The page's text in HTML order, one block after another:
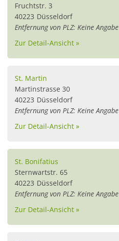
Fruchtstr. 3
40223 Düsseldorf
Entfernung von PLZ: Keine Angabe
Zur Detail-Ansicht »
St. Martin
Martinstrasse 30
40223 Düsseldorf
Entfernung von PLZ: Keine Angabe
Zur Detail-Ansicht »
St. Bonifatius
Sternwartstr. 65
40223 Düsseldorf
Entfernung von PLZ: Keine Angabe
Zur Detail-Ansicht »